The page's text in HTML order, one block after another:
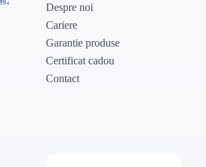
Despre noi
Cariere
Garantie produse
Certificat cadou
Contact